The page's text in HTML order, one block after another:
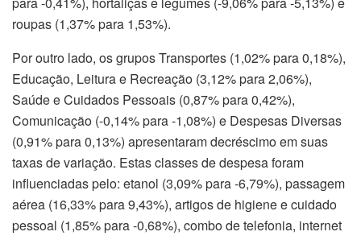
roupas (1,37% para 1,53%).
Por outro lado, os grupos Transportes (1,02% para 0,18%),
Educação, Leitura e Recreação (3,12% para 2,06%),
Saúde e Cuidados Pessoais (0,87% para 0,42%),
Comunicação (-0,14% para -1,08%) e Despesas Diversas
(0,91% para 0,13%) apresentaram decréscimo em suas
taxas de variação. Estas classes de despesa foram
influenciadas pelo: etanol (3,09% para -6,79%), passagem
aérea (16,33% para 9,43%), artigos de higiene e cuidado
pessoal (1,85% para -0,68%), combo de telefonia, internet